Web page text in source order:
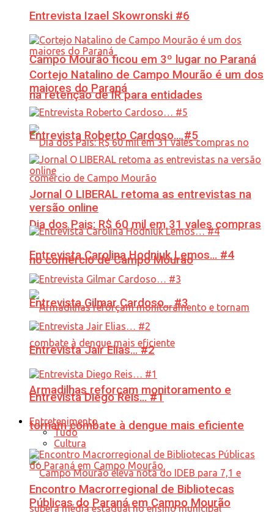
Campo Mourão ficou em 3º lugar no Paraná
na retenção de IR para entidades
Dia dos Pais: R$ 60 mil em 31 vales compras
no comércio de Campo Mourão
Armadilhas reforçam monitoramento e
tornam combate à dengue mais eficiente
Entrevista Izael Skowronski #6
Cortejo Natalino de Campo Mourão é um dos
maiores do Paraná
Entrevista Roberto Cardoso… #5
Jornal O LIBERAL retoma as entrevistas na
versão online
Entrevista Carolina Hodniuk Lemos… #4
Entrevista Gilmar Cardoso… #3
Entrevista Jair Elias… #2
Entrevista Diego Reis… #1
Entretenimento
Tudo
Cultura
Encontro Macrorregional de Bibliotecas
Públicas do Paraná em Campo Mourão